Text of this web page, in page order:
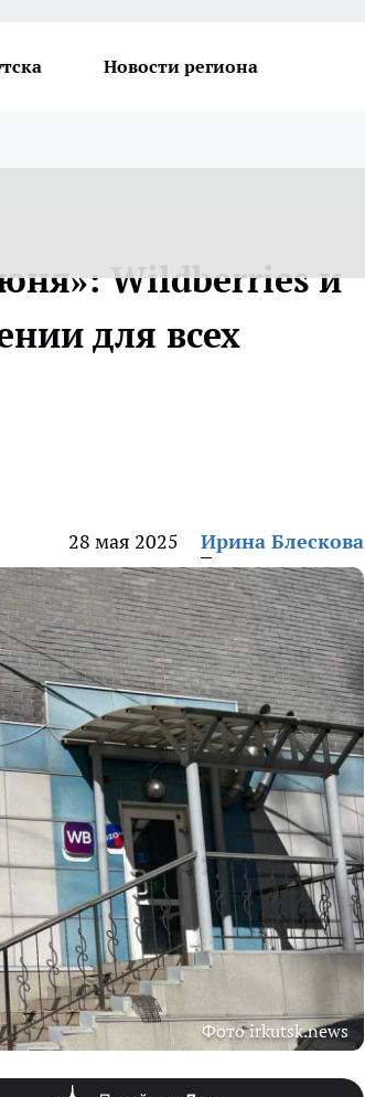
Новости региона
Wildberries и
для всех
28 мая 2025 Ирина Блескова
Фото irkutsk.news